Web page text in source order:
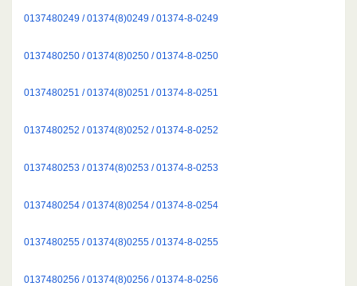
0137480249 / 01374(8)0249 / 01374-8-0249
0137480250 / 01374(8)0250 / 01374-8-0250
0137480251 / 01374(8)0251 / 01374-8-0251
0137480252 / 01374(8)0252 / 01374-8-0252
0137480253 / 01374(8)0253 / 01374-8-0253
0137480254 / 01374(8)0254 / 01374-8-0254
0137480255 / 01374(8)0255 / 01374-8-0255
0137480256 / 01374(8)0256 / 01374-8-0256